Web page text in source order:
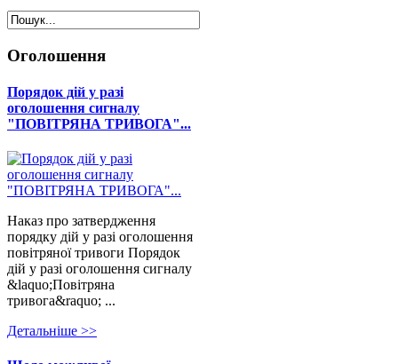
Оголошення
Порядок дій у разі
оголошення сигналу
"ПОВІТРЯНА ТРИВОГА"...
Наказ про затвердження
порядку дій у разі оголошення
повітряної тривоги Порядок
дій у разі оголошення сигналу
&laquo;Повітряна
тривога&raquo; ...
Детальнiше >>